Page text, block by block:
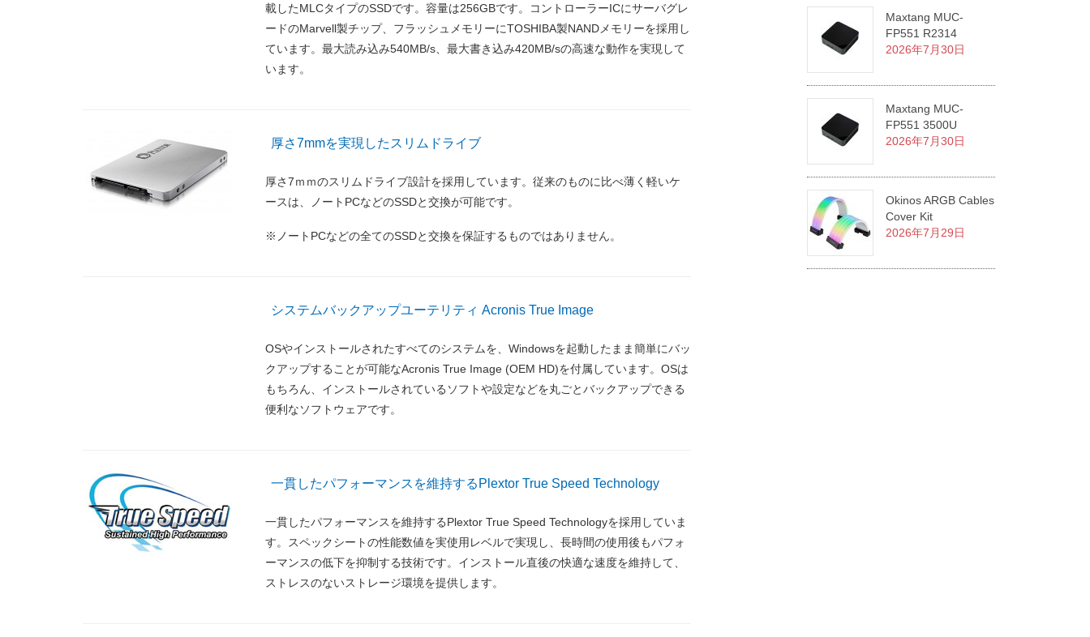
載したMLCタイプのSSDです。容量は256GBです。コントローラーICにサーバグレ
ードのMarvell製チップ、フラッシュメモリーにTOSHIBA製NANDメモリーを採用し
ています。最大読み込み540MB/s、最大書き込み420MB/sの高速な動作を実現して
います。
厚さ7mmを実現したスリムドライブ
厚さ7ｍｍのスリムドライブ設計を採用しています。従来のものに比べ薄く軽いケ
ースは、ノートPCなどのSSDと交換が可能です。
※ノートPCなどの全てのSSDと交換を保証するものではありません。
システムバックアップユーテリティ Acronis True Image
OSやインストールされたすべてのシステムを、Windowsを起動したまま簡単にバッ
クアップすることが可能なAcronis True Image (OEM HD)を付属しています。OSは
もちろん、インストールされているソフトや設定などを丸ごとバックアップできる
便利なソフトウェアです。
一貫したパフォーマンスを維持するPlextor True Speed Technology
一貫したパフォーマンスを維持するPlextor True Speed Technologyを採用していま
す。スペックシートの性能数値を実使用レベルで実現し、長時間の使用後もパフォ
ーマンスの低下を抑制する技術です。インストール直後の快適な速度を維持して、
ストレスのないストレージ環境を提供します。
Maxtang MUC-
FP551 R2314
2026年7月30日
Maxtang MUC-
FP551 3500U
2026年7月30日
Okinos ARGB Cables
Cover Kit
2026年7月29日